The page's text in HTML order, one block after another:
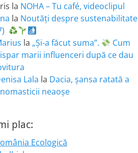
la NOHA – Tu café, videoclipul
la Noutăți despre sustenabilitate
la „Și-a făcut suma”.
Cum
marii influenceri după ce dau
Lala la Dacia, șansa ratată a
neaoșe
plac:
Ecologică